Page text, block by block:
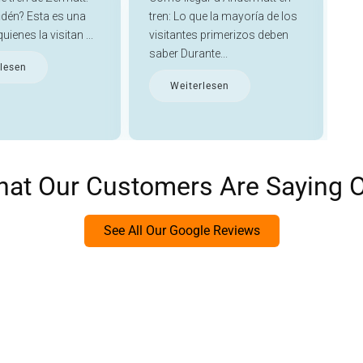
su viaje VIP a Engelberg y asegúrese de que nuestro
puede estar seguro de que su chófer tendrá licencia, será
las caminatas más pintorescas, la información sobre todo
por trabajo o de vacaciones, visitar Engelberg debe
VIP y visite esta hermosa y magnífica ciudad turística
Esta es una
la visitan ...
tren: Lo que la mayoría de los
visitantes primerizos deben
saber Durante...
Weiterlesen
Our Customers Are Saying
See All Our Google Reviews